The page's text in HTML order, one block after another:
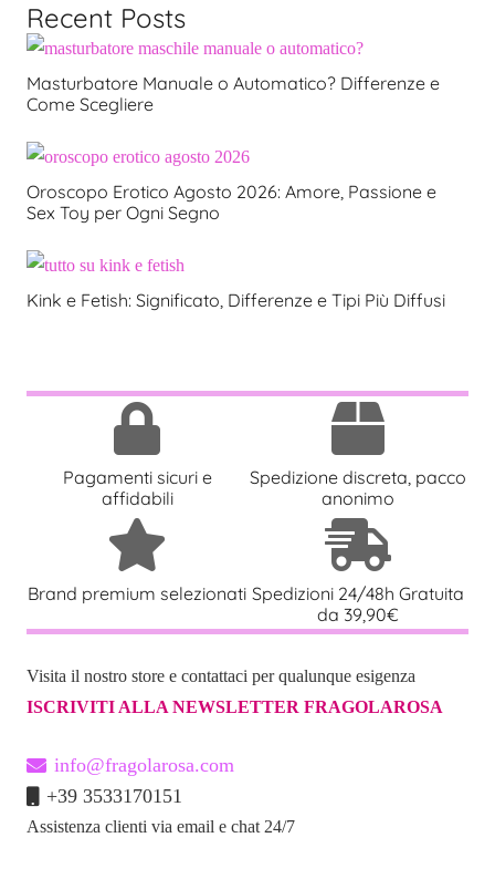
Recent Posts
Masturbatore Manuale o Automatico? Differenze e
Come Scegliere
Oroscopo Erotico Agosto 2026: Amore, Passione e
Sex Toy per Ogni Segno
Kink e Fetish: Significato, Differenze e Tipi Più Diffusi
Pagamenti sicuri e
affidabili
Spedizione discreta, pacco
anonimo
Brand premium selezionati Spedizioni 24/48h Gratuita
da 39,90€
Visita il nostro store e contattaci per qualunque esigenza
ISCRIVITI ALLA NEWSLETTER FRAGOLAROSA
info@fragolarosa.com
+39 3533170151
Assistenza clienti via email e chat 24/7